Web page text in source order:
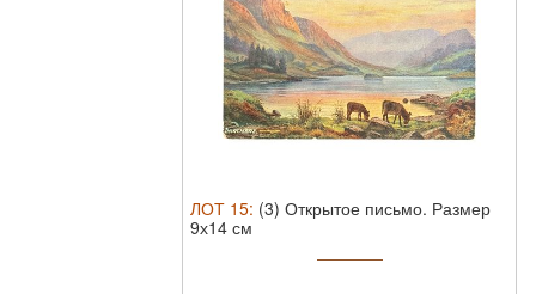
ЛОТ 15: (3) Открытое письмо. Размер
9х14 см